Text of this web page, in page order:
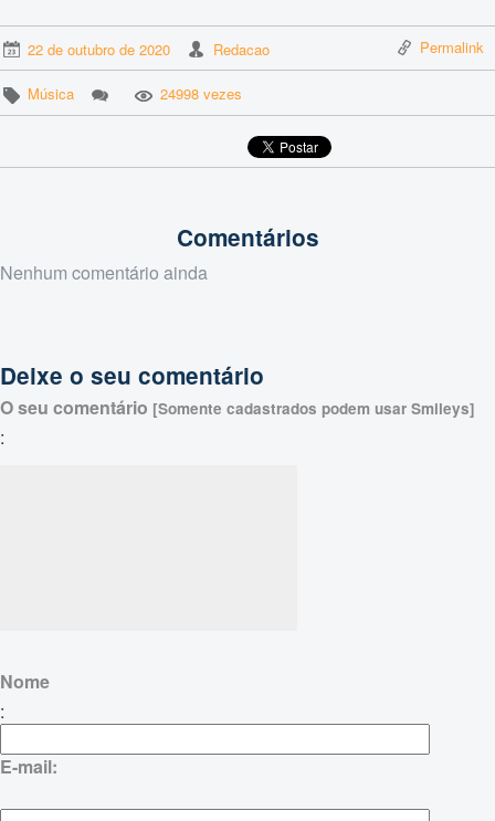
22 de outubro de 2020 Redacao Permalink
Música 24998 vezes
Comentários
Nenhum comentário ainda
Deixe o seu comentário
O seu comentário [Somente cadastrados podem usar Smileys]
:
Nome
:
E-mail: